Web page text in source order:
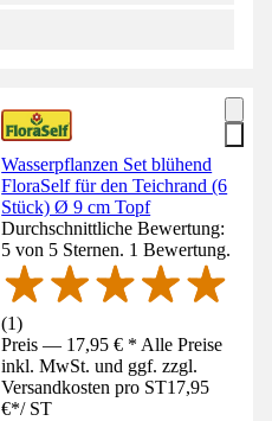
Wasserpflanzen Set blühend
FloraSelf für den Teichrand (6
Stück) Ø 9 cm Topf
Durchschnittliche Bewertung:
5 von 5 Sternen. 1 Bewertung.
(1)
Preis — 17,95 € * Alle Preise
inkl. MwSt. und ggf. zzgl.
Versandkosten pro ST17,95
€*/ ST